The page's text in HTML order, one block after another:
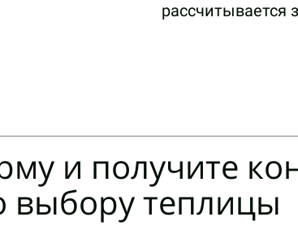
рассчитывается
и получите
выбору теплицы